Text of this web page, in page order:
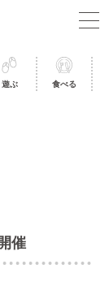
遊ぶ 食べる
催